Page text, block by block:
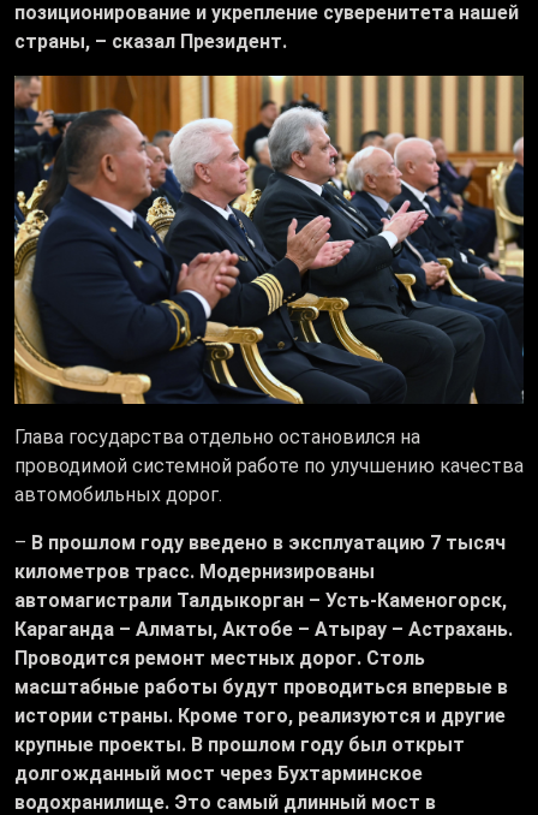
позиционирование и укрепление суверенитета нашей
страны, – сказал Президент.
Глава государства отдельно остановился на
проводимой системной работе по улучшению качества
автомобильных дорог.
– В прошлом году введено в эксплуатацию 7 тысяч
километров трасс. Модернизированы
автомагистрали Талдыкорган – Усть-Каменогорск,
Караганда – Алматы, Актобе – Атырау – Астрахань.
Проводится ремонт местных дорог. Столь
масштабные работы будут проводиться впервые в
истории страны. Кроме того, реализуются и другие
крупные проекты. В прошлом году был открыт
долгожданный мост через Бухтарминское
водохранилище. Это самый длинный мост в